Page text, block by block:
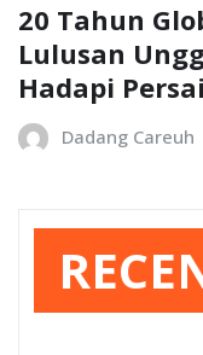
20 Tahun
Lulusan
Hadapi
Dadang Careuh